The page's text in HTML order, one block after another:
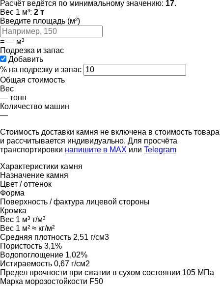
Расчёт ведётся по минимальному значению: 17.
Вес 1 м³: 2 т
Введите площадь (м²)
= — м³
Подрезка и запас
Добавить
% на подрезку и запас
Общая стоимость
Вес
— тонн
Количество машин
—
Стоимость доставки камня не включена в стоимость товара
и рассчитывается индивидуально. Для просчёта
транспортировки напишите в MAX или Telegram
Характеристики камня
Назначение камня
Цвет / оттенок
Форма
Поверхность / фактура лицевой стороны
Кромка
Вес 1 м³ т/м³
Вес 1 м² ≈ кг/м²
Средняя плотность 2,51 г/см3
Пористость 3,1%
Водопоглощение 1,02%
Истираемость 0,67 г/см2
Предел прочности при сжатии в сухом состоянии 105 МПа
Марка морозостойкости F50